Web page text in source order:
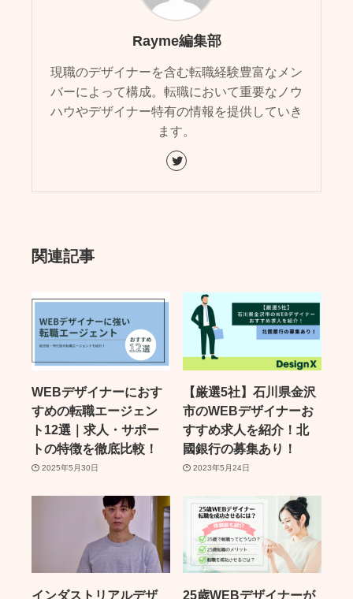
Rayme編集部
現職のデザイナーを含む転職経験豊富なメン
バーによって構成。転職において重要なノウ
ハウやデザイナー特有の情報を提供していき
ます。
関連記事
WEBデザイナーにおす
すめの転職エージェン
ト12選｜求人・サポー
トの特徴を徹底比較！
2025年5月30日
【厳選5社】石川県金沢
市のWEBデザイナーお
すすめ求人を紹介！北
國銀行の募集あり！
2023年5月24日
インダストリアルデザ 25歳WEBデザイナーが